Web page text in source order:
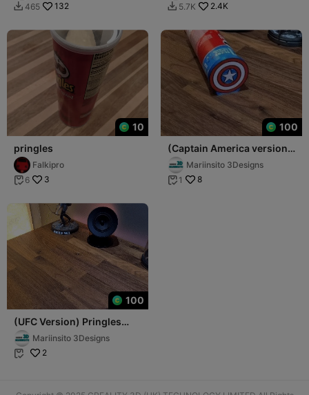
 465 132  5.7K 2.4K
10
pringles
Falkipro
 6 3
100
(Captain America version)
Pringles tray with lid
Mariinsito 3Designs
 1 8
100
(UFC Version) Pringles
tray with lid
Mariinsito 3Designs
 2